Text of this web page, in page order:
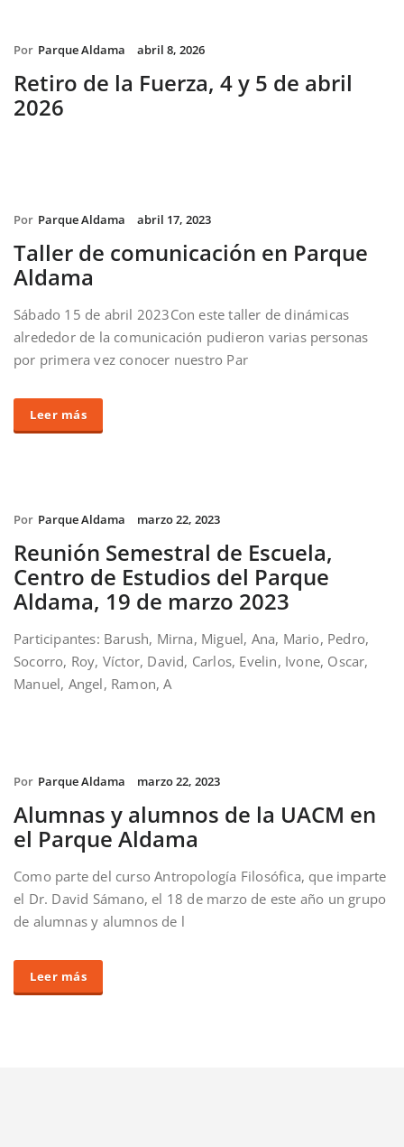
Por Parque Aldama abril 8, 2026
Retiro de la Fuerza, 4 y 5 de abril
2026
Por Parque Aldama abril 17, 2023
Taller de comunicación en Parque
Aldama
Sábado 15 de abril 2023Con este taller de dinámicas
alrededor de la comunicación pudieron varias personas
por primera vez conocer nuestro Par
Leer más
Por Parque Aldama marzo 22, 2023
Reunión Semestral de Escuela,
Centro de Estudios del Parque
Aldama, 19 de marzo 2023
Participantes: Barush, Mirna, Miguel, Ana, Mario, Pedro,
Socorro, Roy, Víctor, David, Carlos, Evelin, Ivone, Oscar,
Manuel, Angel, Ramon, A
Por Parque Aldama marzo 22, 2023
Alumnas y alumnos de la UACM en
el Parque Aldama
Como parte del curso Antropología Filosófica, que imparte
el Dr. David Sámano, el 18 de marzo de este año un grupo
de alumnas y alumnos de l
Leer más